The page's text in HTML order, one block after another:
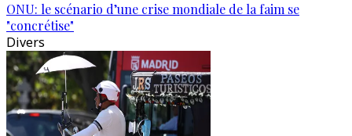
ONU: le scénario d’une crise mondiale de la faim se
"concrétise"
Divers